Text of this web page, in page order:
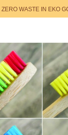
ZERO WASTE IN EKO